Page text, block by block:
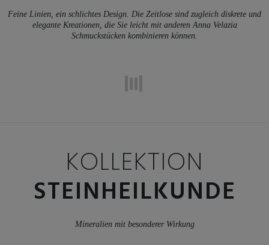
Feine Linien, ein schlichtes Design. Die Zeitlose sind zugleich diskrete und
elegante Kreationen, die Sie leicht mit anderen Anna Velazia
Schmuckstücken kombinieren können.
KOLLEKTION
STEINHEILKUNDE
Mineralien mit besonderer Wirkung